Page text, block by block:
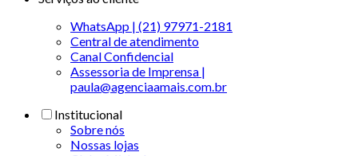
WhatsApp | (21) 97971-2181
Central de atendimento
Canal Confidencial
Assessoria de Imprensa |
paula@agenciaamais.com.br
Institucional
Sobre nós
Nossas lojas